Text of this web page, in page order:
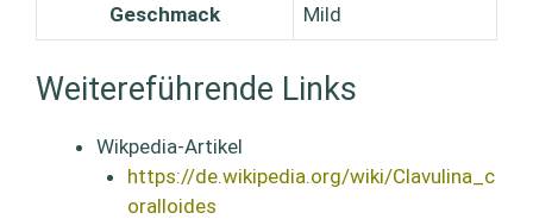
Geschmack Mild
Weitereführende Links
Wikpedia-Artikel
https://de.wikipedia.org/wiki/Clavulina_c
oralloides